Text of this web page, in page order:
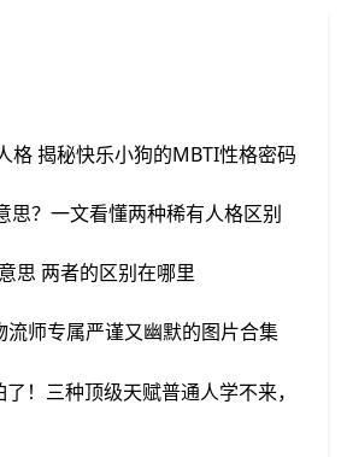
格 揭秘快乐小狗的MBTI性格密码
思？一文看懂两种稀有人格区别
思 两者的区别在哪里
流师专属严谨又幽默的图片合集
！三种顶级天赋普通人学不来，